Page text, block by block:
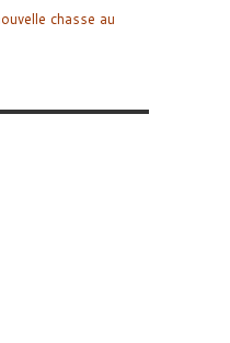
chasse au